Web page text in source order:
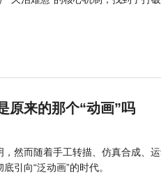
原来的那个“动画”吗
然而随着手工转描、仿真合成、
引向“泛动画”的时代。